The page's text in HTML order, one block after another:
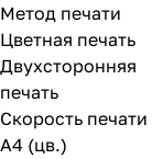
Метод печати
Цветная печать
Двухсторонняя
печать
Скорость печати
A4 (цв.)